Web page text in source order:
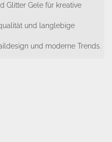
Glitter Gele für kreative
und langlebige
und moderne Trends.